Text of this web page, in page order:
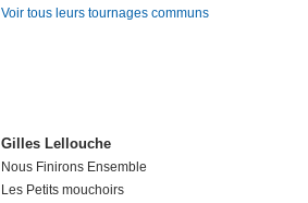
Voir tous leurs tournages communs
Gilles Lellouche
Nous Finirons Ensemble
Les Petits mouchoirs